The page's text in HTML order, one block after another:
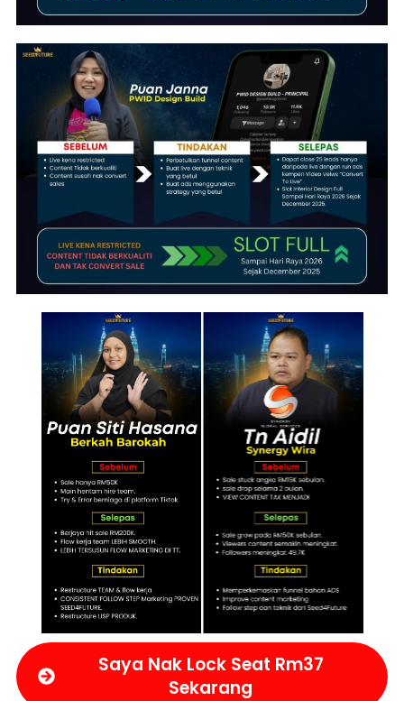
Saya Nak Lock Seat Rm37
Sekarang